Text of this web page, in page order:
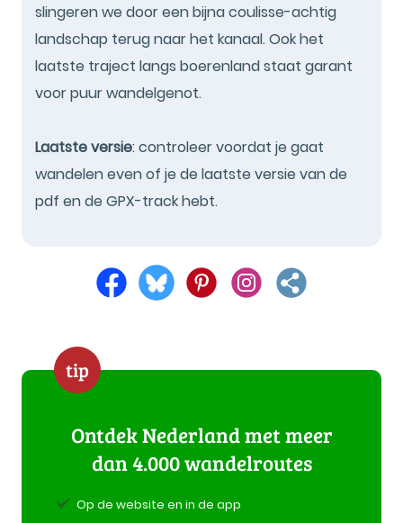
slingeren we door een bijna coulisse-achtig
landschap terug naar het kanaal. Ook het
laatste traject langs boerenland staat garant
voor puur wandelgenot.
Laatste versie: controleer voordat je gaat
wandelen even of je de laatste versie van de
pdf en de GPX-track hebt.
tip
Ontdek Nederland met meer
dan 4.000 wandelroutes
Op de website en in de app